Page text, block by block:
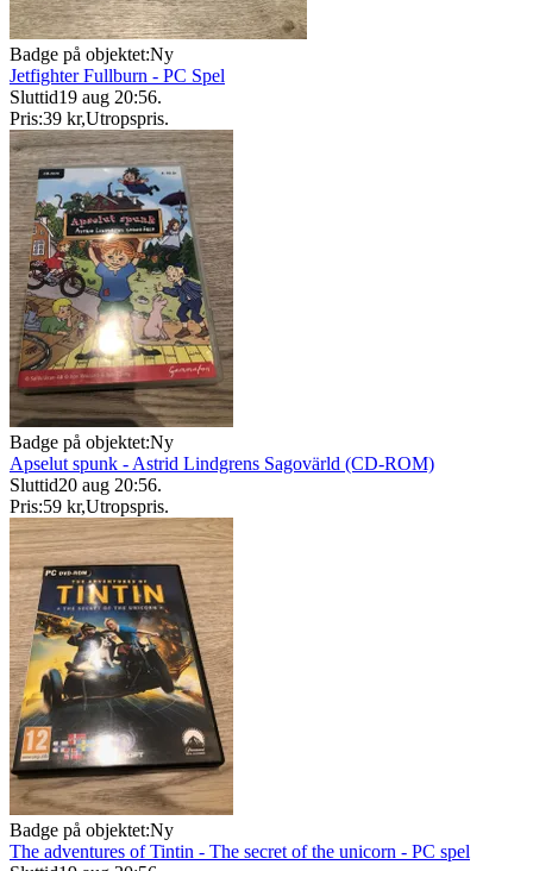
Badge på objektet:Ny
Jetfighter Fullburn - PC Spel
Sluttid19 aug 20:56.
Pris:39 kr,Utropspris.
Badge på objektet:Ny
Apselut spunk - Astrid Lindgrens Sagovärld (CD-ROM)
Sluttid20 aug 20:56.
Pris:59 kr,Utropspris.
Badge på objektet:Ny
The adventures of Tintin - The secret of the unicorn - PC spel